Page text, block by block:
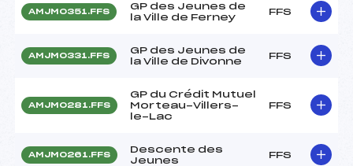
AMJM0351.FFS
GP des Jeunes de
la Ville de Ferney
FFS
AMJM0331.FFS
GP des Jeunes de
la Ville de Divonne
FFS
AMJM0281.FFS
GP du Crédit Mutuel
Morteau-Villers-
le-Lac
FFS
AMJM0261.FFS
Descente des
Jeunes
FFS